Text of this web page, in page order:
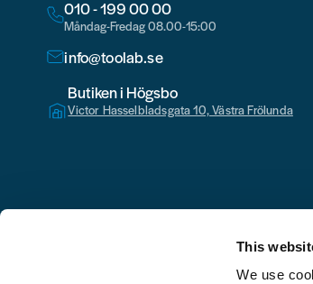
This
We use
010 - 199 00 00
Måndag-Fredag 08.00-15:00
info@toolab.se
Butiken i Högsbo
Victor Hasselbladsgata 10, Västra Frölunda